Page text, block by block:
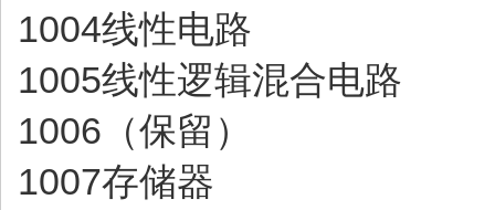
1004线性电路
1005线性逻辑混合电路
1006（保留）
1007存储器